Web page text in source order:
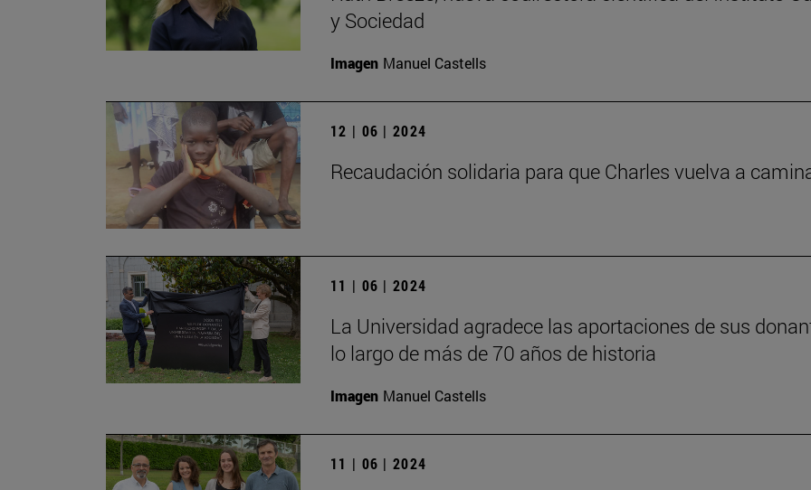
y Sociedad
Imagen Manuel Castells
12 | 06 | 2024
Recaudación solidaria para que Charles vuelva a
11 | 06 | 2024
La Universidad agradece las aportaciones de sus
lo largo de más de 70 años de historia
Imagen Manuel Castells
11 | 06 | 2024